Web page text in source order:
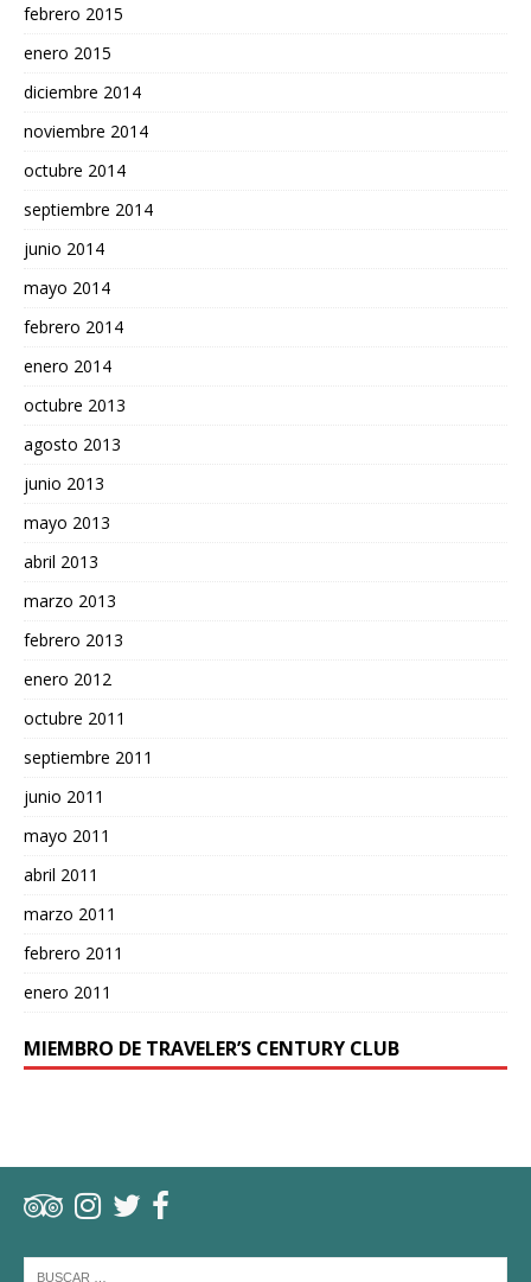
febrero 2015
enero 2015
diciembre 2014
noviembre 2014
octubre 2014
septiembre 2014
junio 2014
mayo 2014
febrero 2014
enero 2014
octubre 2013
agosto 2013
junio 2013
mayo 2013
abril 2013
marzo 2013
febrero 2013
enero 2012
octubre 2011
septiembre 2011
junio 2011
mayo 2011
abril 2011
marzo 2011
febrero 2011
enero 2011
MIEMBRO DE TRAVELER’S CENTURY CLUB